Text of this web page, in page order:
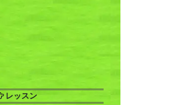
レッスン